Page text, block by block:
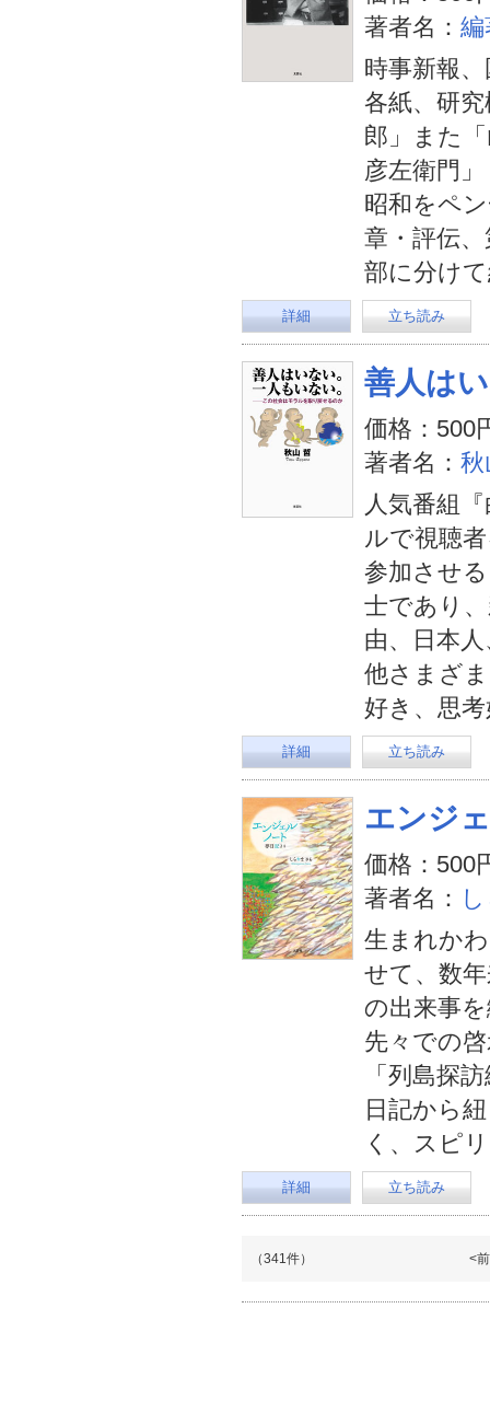
著者名：
時事新報
各紙、研
郎」また
彦左衛門
昭和をペ
章・評伝
部に分け
詳細 立ち読み
善人は
価格：500
著者名： 秋
人気番組
ルで視聴
参加させ
士であり
由、日本
他さまざ
好き、思
詳細 立ち読み
エンジ
価格：500
著者名：
生まれか
せて、数
の出来事
先々での
「列島探
日記から
く、スピ
詳細 立ち読み
（341件） <